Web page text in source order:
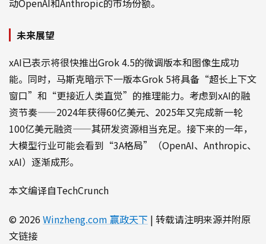
动OpenAI和Anthropic的市场份额。
未来展望
xAI已表示将很快推出Grok 4.5的微调版本和图像生成功
能。同时，马斯克暗示下一版本Grok 5将具备“超长上下文
窗口”和“更接近人类直觉”的推理能力。考虑到xAI的融
资节奏——2024年获得60亿美元、2025年又完成新一轮
100亿美元融资——其研发资源相当充足。接下来的一年，
大模型行业可能会看到“3A格局”（OpenAI、Anthropic、
xAI）逐渐成形。
本文编译自TechCrunch
© 2026 Winzheng.com 赢政天下 | 转载请注明来源并附原
文链接